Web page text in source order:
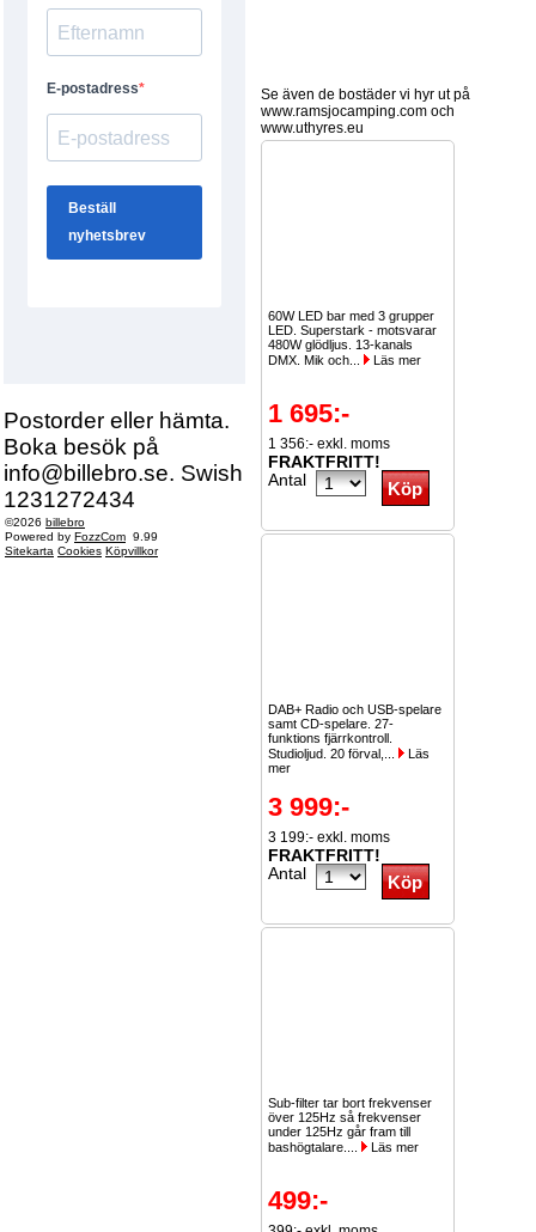
Postorder eller hämta.
Boka besök på
info@billebro.se. Swish
1231272434
©2026 billebro
Powered by FozzCom 9.99
Sitekarta Cookies Köpvillkor
Se även de bostäder vi hyr ut på
www.ramsjocamping.com och
www.uthyres.eu
60W LED bar med 3 grupper
LED. Superstark - motsvarar
480W glödljus. 13-kanals
DMX. Mik och...
Läs mer
1 695:-
1 356:- exkl. moms
FRAKTFRITT!
Antal
DAB+ Radio och USB-spelare
samt CD-spelare. 27-
funktions fjärrkontroll.
Studioljud. 20 förval,...
Läs
mer
3 999:-
3 199:- exkl. moms
FRAKTFRITT!
Antal
Sub-filter tar bort frekvenser
över 125Hz så frekvenser
under 125Hz går fram till
bashögtalare....
Läs mer
499:-